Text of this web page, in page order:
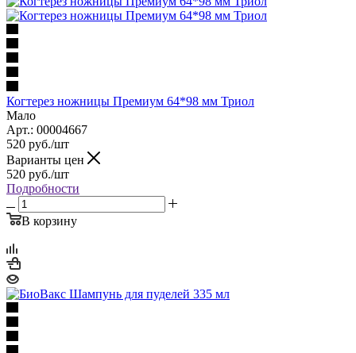
Когтерез ножницы Премиум 64*98 мм Триол
Мало
Арт.: 00004667
520 руб./шт
Варианты цен
520 руб./шт
Подробности
В корзину